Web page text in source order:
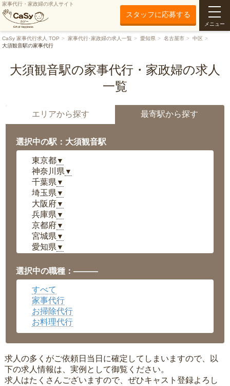
家事代行・家政婦の求人サイト
スタッフに応募する
メニュー
CaSy 家事代行求人 TOP 家事代行･家政婦の求人一覧 愛知県 名古屋市
中区
大須観音駅の家事代行
大須観音駅の家事代行・家政婦の求人
一覧
エリアから探す 最寄駅から探す
選択中の駅：大須観音駅
東京都▼
神奈川県 ▼
千葉県 ▼
埼玉県 ▼
大阪府▼
兵庫県 ▼
京都府▼
宮城県 ▼
愛知県 ▼
岡山県▼
広島県▼
沖縄県
選択中の職種：———
すべて
家事代行
お掃除代行
お料理代行
求人の多くがご依頼日当日に確定してしまいますので、以
下の求人情報は、実例として御覧ください。
求人はたくさんございますので、ぜひキャスト登録よろし